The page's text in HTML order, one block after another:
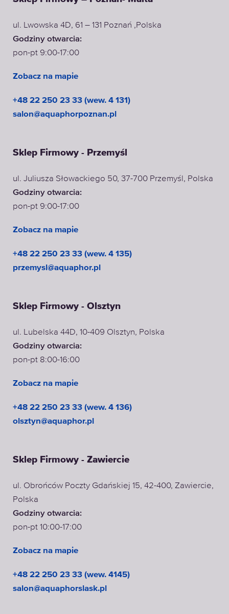
ul. Lwowska 4D, 61 – 131 Poznań ,Polska
Godziny otwarcia:
pon-pt 9:00-17:00
Zobacz na mapie
+48 22 250 23 33 (wew. 4 131)
salon@aquaphorpoznan.pl
Sklep Firmowy - Przemyśl
ul. Juliusza Słowackiego 50, 37-700 Przemyśl, Polska
Godziny otwarcia:
pon-pt 9:00-17:00
Zobacz na mapie
+48 22 250 23 33 (wew. 4 135)
przemysl@aquaphor.pl
Sklep Firmowy - Olsztyn
ul. Lubelska 44D, 10-409 Olsztyn, Polska
Godziny otwarcia:
pon-pt 8:00-16:00
Zobacz na mapie
+48 22 250 23 33 (wew. 4 136)
olsztyn@aquaphor.pl
Sklep Firmowy - Zawiercie
ul. Obrońców Poczty Gdańskiej 15, 42-400, Zawiercie,
Polska
Godziny otwarcia:
pon-pt 10:00-17:00
Zobacz na mapie
+48 22 250 23 33 (wew. 4145)
salon@aquaphorslask.pl